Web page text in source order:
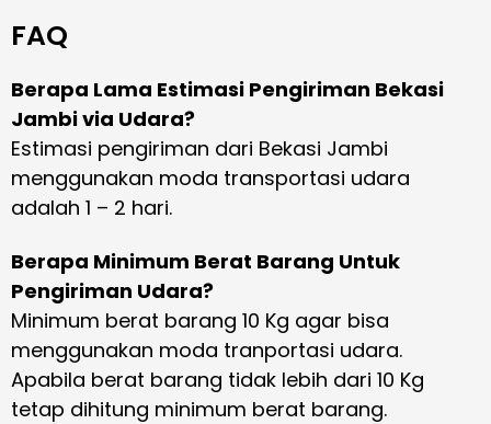
FAQ
Berapa Lama Estimasi Pengiriman Bekasi
Jambi via Udara?
Estimasi pengiriman dari Bekasi Jambi
menggunakan moda transportasi udara
adalah 1 – 2 hari.
Berapa Minimum Berat Barang Untuk
Pengiriman Udara?
Minimum berat barang 10 Kg agar bisa
menggunakan moda tranportasi udara.
Apabila berat barang tidak lebih dari 10 Kg
tetap dihitung minimum berat barang.